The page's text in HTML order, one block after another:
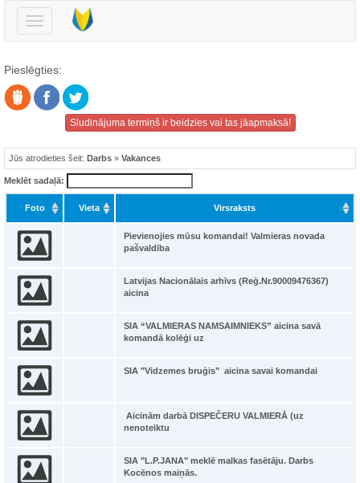
Pārslēgt
navigāciju
Pieslēgties:
Sludinājuma termiņš ir beidzies vai tas jāapmaksā!
Jūs atrodieties šeit: Darbs » Vakances
Meklēt sadaļā:
Foto Vieta Virsraksts
Pievienojies mūsu komandai! Valmieras novada
pašvaldība
Latvijas Nacionālais arhīvs (Reģ.Nr.90009476367)
aicina
SIA “VALMIERAS NAMSAIMNIEKS” aicina savā
komandā kolēģi uz
SIA "Vidzemes bruģis" aicina savai komandai
Aicinām darbā DISPEČERU VALMIERĀ (uz
nenoteiktu
SIA "L.P.JANA" meklē malkas fasētāju. Darbs
Kocēnos maiņās.